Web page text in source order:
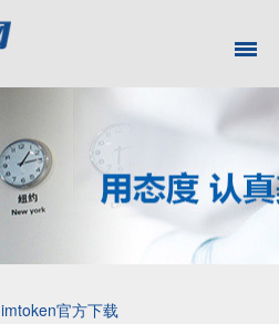
imtoken官方下载